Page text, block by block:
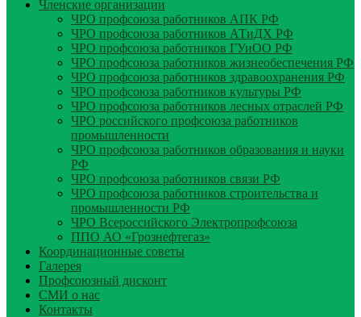
Членские организации
ЧРО профсоюза работников АПК РФ
ЧРО профсоюза работников АТиДХ РФ
ЧРО профсоюза работников ГУиОО РФ
ЧРО профсоюза работников жизнеобеспечения РФ
ЧРО профсоюза работников здравоохранения РФ
ЧРО профсоюза работников культуры РФ
ЧРО профсоюза работников лесных отраслей РФ
ЧРО российского профсоюза работников
промышленности
ЧРО профсоюза работников образования и науки
РФ
ЧРО профсоюза работников связи РФ
ЧРО профсоюза работников строительства и
промышленности РФ
ЧРО Всероссийского Электропрофсоюза
ППО АО «Грознефтегаз»
Координационные советы
Галерея
Профсоюзный дисконт
СМИ о нас
Контакты